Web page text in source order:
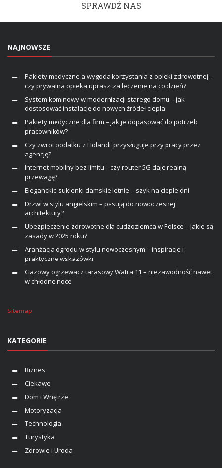
SPRAWDŹ NAS
NAJNOWSZE
Pakiety medyczne a wygoda korzystania z opieki zdrowotnej –
czy prywatna opieka upraszcza leczenie na co dzień?
System kominowy w modernizacji starego domu – jak
dostosować instalację do nowych źródeł ciepła
Pakiety medyczne dla firm – jak je dopasować do potrzeb
pracowników?
Czy zwrot podatku z Holandii przysługuje przy pracy przez
agencję?
Internet mobilny bez limitu – czy router 5G daje realną
przewagę?
Eleganckie sukienki damskie letnie – szyk na ciepłe dni
Drzwi w stylu angielskim – pasują do nowoczesnej
architektury?
Ubezpieczenie zdrowotne dla cudzoziemca w Polsce – jakie są
zasady w 2025 roku?
Aranżacja ogrodu w stylu nowoczesnym – inspiracje i
praktyczne wskazówki
Gazowy ogrzewacz tarasowy Watra 11 – niezawodność nawet
w chłodne noce
Sitemap
KATEGORIE
Biznes
Ciekawe
Dom i Wnętrze
Motoryzacja
Technologia
Turystyka
Zdrowie i Uroda